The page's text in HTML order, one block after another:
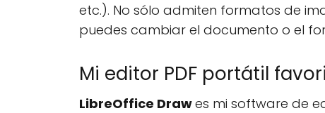
etc.). No sólo admiten formatos de
puedes cambiar el documento o el
Mi editor PDF portátil
LibreOffice Drawes mi software de